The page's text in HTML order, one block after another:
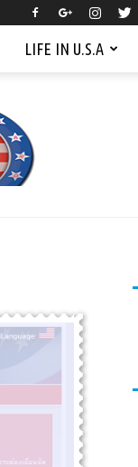
LIFE IN U.S.A